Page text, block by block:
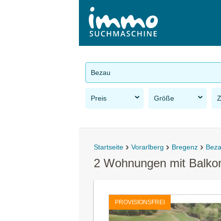
Bezau
Preis Größe
Startseite Vorarlberg Bregenz
2 Wohnungen mit
PROVISIONSFREI